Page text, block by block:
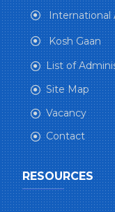
International
Kosh Gaan
List of
Site Map
Vacancy
Contact
RESOURCES